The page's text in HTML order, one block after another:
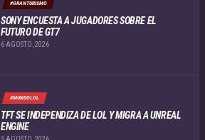
#GRANTURISMO
SONY ENCUESTA A JUGADORES SOBRE EL
FUTURO DE GT7
6 AGOSTO, 2026
#MUNDOLOL
TFT SE INDEPENDIZA DE LOL Y MIGRA A UNREAL
ENGINE